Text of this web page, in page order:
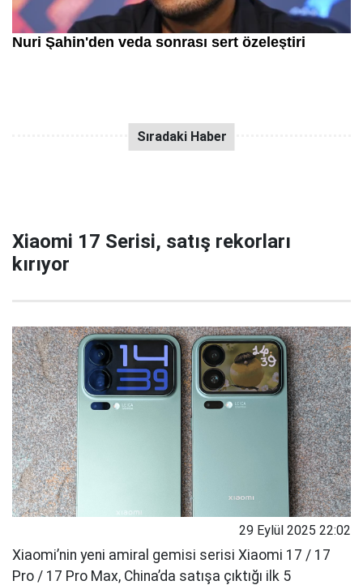
Xiaomi 17 Serisi, satış rekorları
kırıyor
29 Eylül 2025 22:02
Xiaomi’nin yeni amiral gemisi serisi Xiaomi 17 / 17
Pro / 17 Pro Max, China’da satışa çıktığı ilk 5